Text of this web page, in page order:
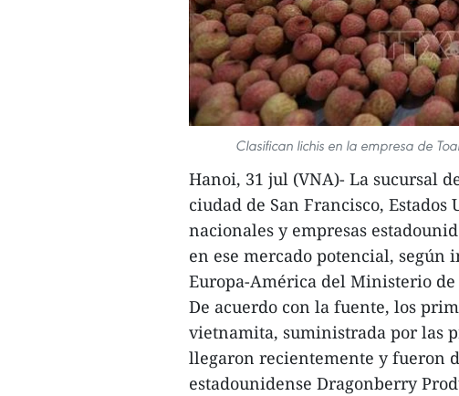
Clasifican lichis en la empresa de
Hanoi, 31 jul (VNA)- La sucursal
ciudad de San Francisco,
nacionales y empresas
en ese mercado potencial, según
Europa-América del Ministerio
De acuerdo con la fuente, los
vietnamita, suministrada por las
llegaron recientemente y fueron
estadounidense Dragonberry